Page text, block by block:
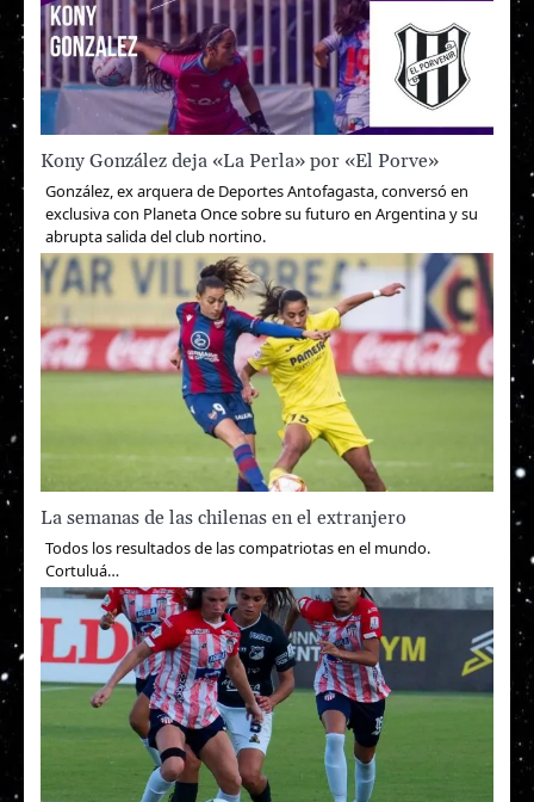
Kony González deja «La Perla» por «El Porve»
González, ex arquera de Deportes Antofagasta, conversó en
exclusiva con Planeta Once sobre su futuro en Argentina y su
abrupta salida del club nortino.
La semanas de las chilenas en el extranjero
Todos los resultados de las compatriotas en el mundo.
Cortuluá…